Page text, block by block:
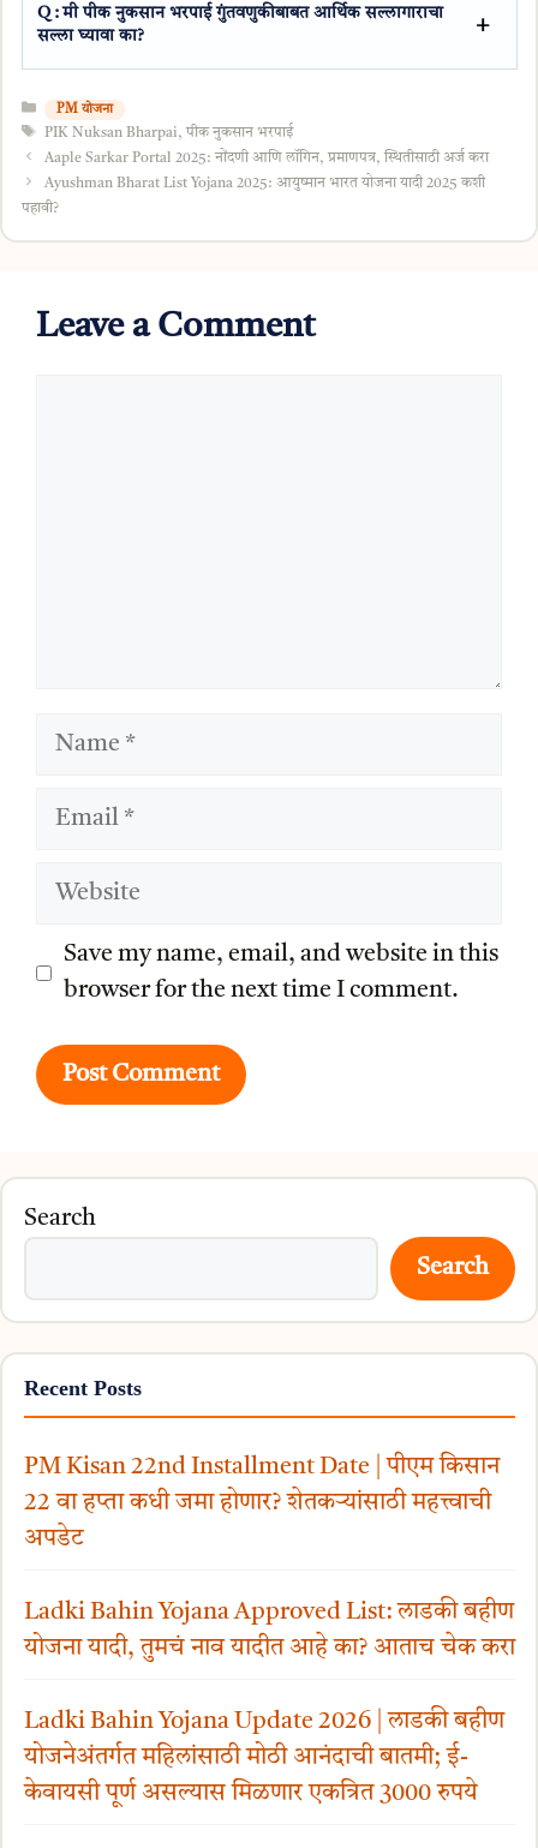
Q : मी पीक नुकसान भरपाई गुंतवणुकीबाबत आर्थिक सल्लागाराचा
सल्ला घ्यावा का?
Categories
PM योजना
Tags
PIK Nuksan Bharpai, पीक नुकसान भरपाई
Aaple Sarkar Portal 2025: नोंदणी आणि लॉगिन, प्रमाणपत्र, स्थितीसाठी अर्ज करा
Ayushman Bharat List Yojana 2025: आयुष्मान भारत योजना यादी 2025 कशी
पहावी?
Leave a Comment
Name
Email
Website
Save my name, email, and website in this
browser for the next time I comment.
Search
Search
Recent Posts
PM Kisan 22nd Installment Date | पीएम किसान
22 वा हप्ता कधी जमा होणार? शेतकऱ्यांसाठी महत्त्वाची
अपडेट
Ladki Bahin Yojana Approved List: लाडकी बहीण
योजना यादी, तुमचं नाव यादीत आहे का? आताच चेक करा
Ladki Bahin Yojana Update 2026 | लाडकी बहीण
योजनेअंतर्गत महिलांसाठी मोठी आनंदाची बातमी; ई-
केवायसी पूर्ण असल्यास मिळणार एकत्रित 3000 रुपये